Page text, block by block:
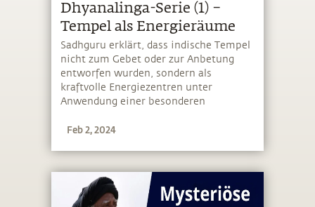
Dhyanalinga-Serie (1) –
Tempel als Energieräume
Sadhguru erklärt, dass indische Tempel
nicht zum Gebet oder zur Anbetung
entworfen wurden, sondern als
kraftvolle Energiezentren unter
Anwendung einer besonderen
Feb 2, 2024